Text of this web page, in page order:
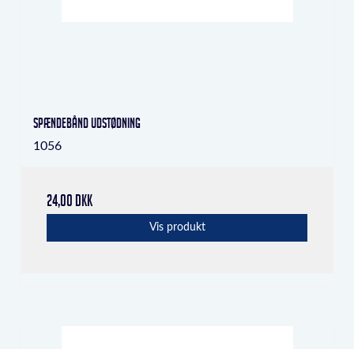
Spændebånd udstødning
1056
24,00 DKK
Vis produkt